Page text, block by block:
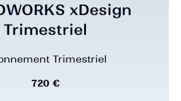
xDesign
Trimestriel
Trimestriel
720 €